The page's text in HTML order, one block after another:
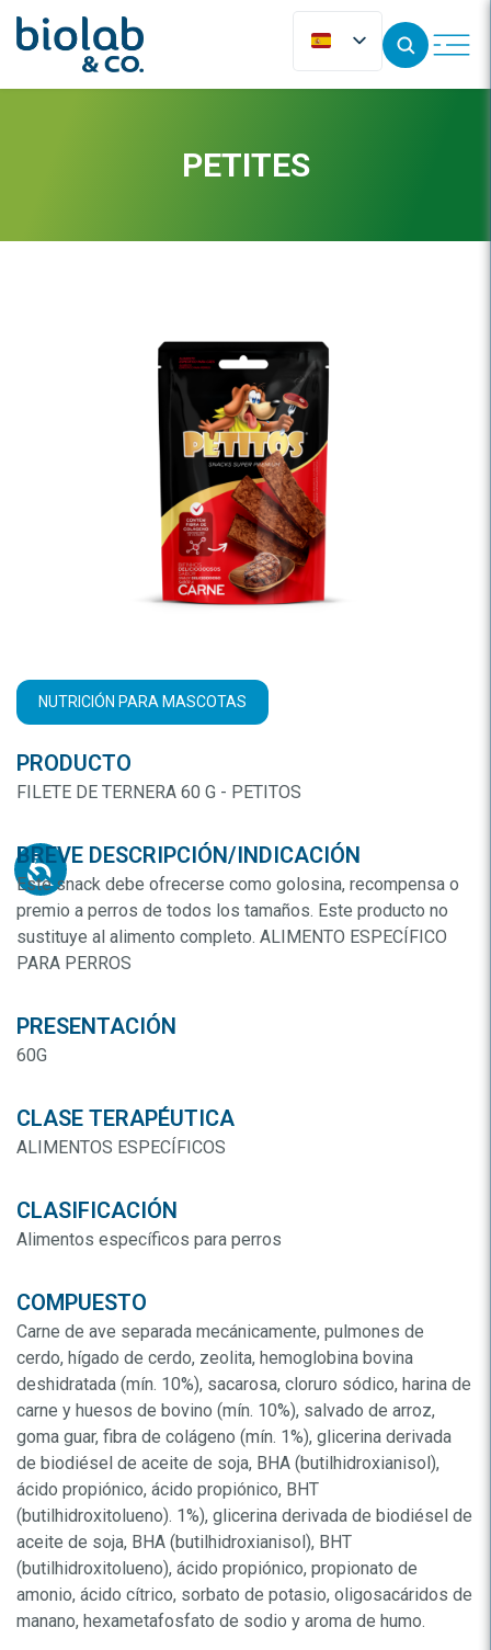
PETITES
NUTRICIÓN PARA MASCOTAS
PRODUCTO
FILETE DE TERNERA 60 G - PETITOS
BREVE DESCRIPCIÓN/INDICACIÓN
Este snack debe ofrecerse como golosina, recompensa o
premio a perros de todos los tamaños. Este producto no
sustituye al alimento completo. ALIMENTO ESPECÍFICO
PARA PERROS
PRESENTACIÓN
60G
CLASE TERAPÉUTICA
ALIMENTOS ESPECÍFICOS
CLASIFICACIÓN
Alimentos específicos para perros
COMPUESTO
Carne de ave separada mecánicamente, pulmones de
cerdo, hígado de cerdo, zeolita, hemoglobina bovina
deshidratada (mín. 10%), sacarosa, cloruro sódico, harina de
carne y huesos de bovino (mín. 10%), salvado de arroz,
goma guar, fibra de colágeno (mín. 1%), glicerina derivada
de biodiésel de aceite de soja, BHA (butilhidroxianisol),
ácido propiónico, ácido propiónico, BHT
(butilhidroxitolueno). 1%), glicerina derivada de biodiésel de
aceite de soja, BHA (butilhidroxianisol), BHT
(butilhidroxitolueno), ácido propiónico, propionato de
amonio, ácido cítrico, sorbato de potasio, oligosacáridos de
manano, hexametafosfato de sodio y aroma de humo.